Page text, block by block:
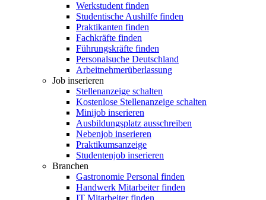
Werkstudent finden
Studentische Aushilfe finden
Praktikanten finden
Fachkräfte finden
Führungskräfte finden
Personalsuche Deutschland
Arbeitnehmerüberlassung
Job inserieren
Stellenanzeige schalten
Kostenlose Stellenanzeige schalten
Minijob inserieren
Ausbildungsplatz ausschreiben
Nebenjob inserieren
Praktikumsanzeige
Studentenjob inserieren
Branchen
Gastronomie Personal finden
Handwerk Mitarbeiter finden
IT Mitarbeiter finden